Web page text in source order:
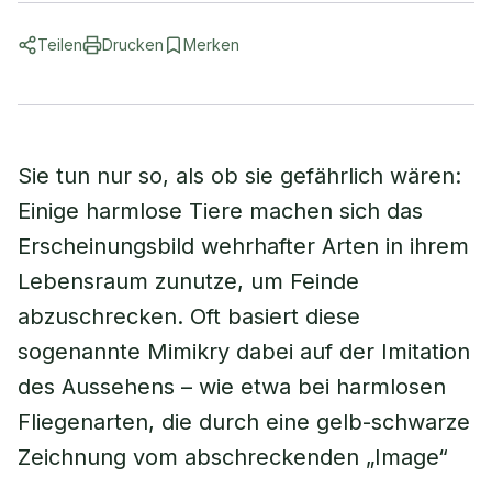
Teilen Drucken Merken
Sie tun nur so, als ob sie gefährlich wären:
Einige harmlose Tiere machen sich das
Erscheinungsbild wehrhafter Arten in ihrem
Lebensraum zunutze, um Feinde
abzuschrecken. Oft basiert diese
sogenannte Mimikry dabei auf der Imitation
des Aussehens – wie etwa bei harmlosen
Fliegenarten, die durch eine gelb-schwarze
Zeichnung vom abschreckenden „Image“